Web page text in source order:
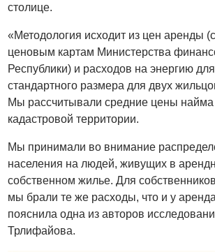
столице.
«Методология исходит из цен аренды
ценовым картам Министерства
Республики) и расходов на энергию
стандартного размера для двух
Мы рассчитывали средние цены найма
кадастровой территории.
Мы принимали во внимание
населения на людей, живущих в
собственном жилье. Для
мы брали те же расходы, что и у
пояснила одна из авторов
Трлифайова.